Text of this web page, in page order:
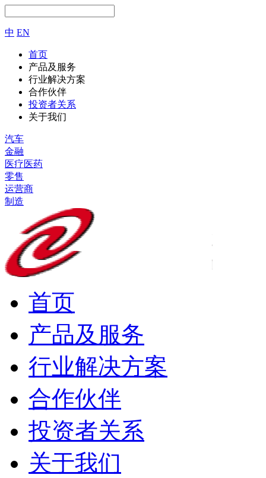
中 EN
首页
产品及服务
行业解决方案
合作伙伴
投资者关系
关于我们
汽车
金融
医疗医药
零售
运营商
制造
首页
产品及服务
行业解决方案
合作伙伴
投资者关系
关于我们